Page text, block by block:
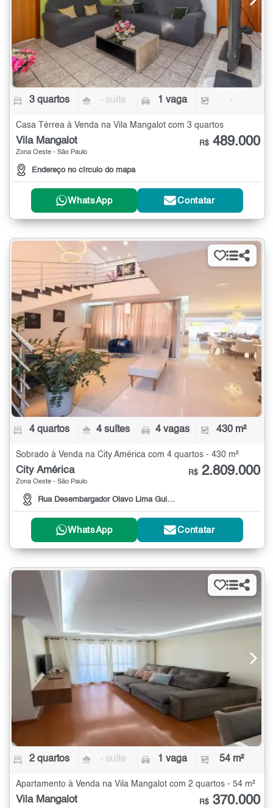
3 quartos - suíte 1 vaga -
Casa Térrea à Venda na Vila Mangalot com 3 quartos
Vila Mangalot
Zona Oeste - São Paulo
Endereço no círculo do mapa
R$ 489.000
WhatsApp Contatar
4 quartos 4 suítes 4 vagas 430 m²
Sobrado à Venda na City América com 4 quartos - 430 m²
City América
Zona Oeste - São Paulo
Rua Desembargador Olavo Lima Guimarães
R$ 2.809.000
WhatsApp Contatar
2 quartos - suíte 1 vaga 54 m²
Apartamento à Venda na Vila Mangalot com 2 quartos - 54 m²
Vila Mangalot R$ 370.000